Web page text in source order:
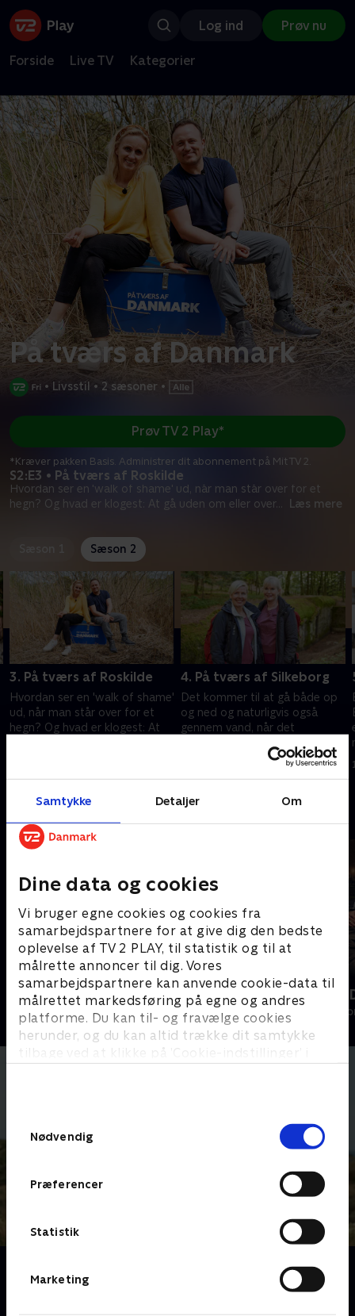
Samtykke Detaljer Om
Dine data og cookies
Vi bruger egne cookies og cookies fra
samarbejdspartnere for at give dig den bedste
oplevelse af TV 2 PLAY, til statistik og til at
målrette annoncer til dig. Vores
samarbejdspartnere kan anvende cookie-data til
målrettet markedsføring på egne og andres
platforme. Du kan til- og fravælge cookies
herunder, og du kan altid trække dit samtykke
tilbage ved at klikke på ’Cookie-indstillinger’ i
Nødvendig
Præferencer
Statistik
Marketing
Log ind Prøv nu
Forside Live TV Kategorier
På tværs af Danmark
• Livsstil • 2 sæsoner •
S2:E3 • På tværs af Roskilde
Hvordan ser en 'walk of shame' ud, når man står over for et
hegn? Og hvad er klogest: At gå uden om eller over... Læs mere
Prøv TV 2 Play*
*Kræver pakken Basis. Administrer dit abonnement på Mit TV 2.
Sæson 2
3. På tværs af Roskilde
Hvordan ser en 'walk of shame'
ud, når man står over for et
hegn? Og hvad er klogest: At
4. På tværs af Silkeborg
Det kommer til at gå både op
og ned og naturligvis også
gennem vand, når det
krydses. Og så kommer det til
Andre så også
Sæt pris på Danmark
Livsstil • 10 sæsoner
Sæt pris på
Livsstil • 6
Peter Tanev inviterer fire kendte danskere til at gå